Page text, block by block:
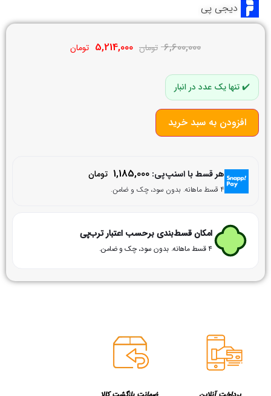
دیجی پی
6,600,000 تومان 5,214,000 تومان
تنها یک عدد در انبار
افزودن به سبد خرید
هر قسط با اسنپ‌پی: 1,185,000 تومان
۴ قسط ماهانه. بدون سود، چک و ضامن.
امکان قسط‌بندی برحسب اعتبار ترب‌پی
۴ قسط ماهانه. بدون سود، چک و ضامن.